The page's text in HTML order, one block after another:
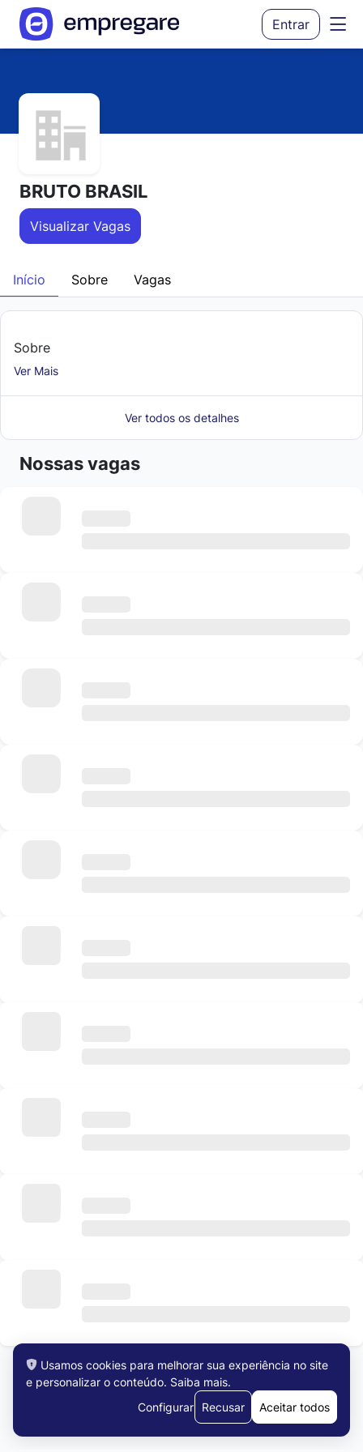
Entrar
BRUTO BRASIL
Visualizar Vagas
Início Sobre Vagas
Sobre
Ver Mais
Ver todos os detalhes
Nossas vagas
Ver todas as vagas
Usamos cookies para melhorar sua experiência no site
e personalizar o conteúdo. Saiba mais.
Configurar
Recusar Aceitar todos